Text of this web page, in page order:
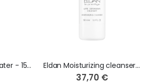
Eldan Cleansing Water - 150 ml Eldan Moisturizing cleanser Очищающее увлажняющее молочко - 500 мл
37,70 €